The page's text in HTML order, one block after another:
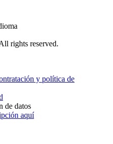
rights reserved.
y política de
de datos
aquí